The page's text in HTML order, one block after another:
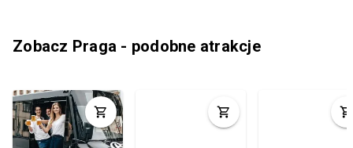
Zobacz Praga - podobne atrakcje